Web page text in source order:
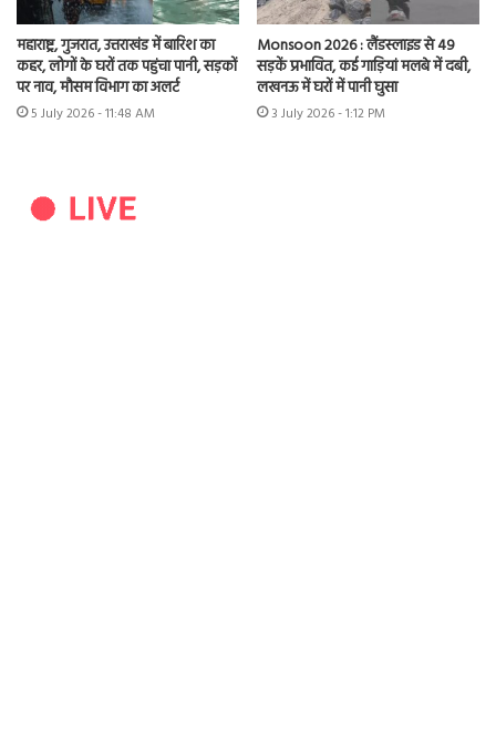
महाराष्ट्र, गुजरात, उत्तराखंड में बारिश का
कहर, लोगों के घरों तक पहुंचा पानी, सड़कों
पर नाव, मौसम विभाग का अलर्ट
5 July 2026 - 11:48 AM
Monsoon 2026 : लैंडस्लाइड से 49
सड़कें प्रभावित, कई गाड़ियां मलबे में दबी,
लखनऊ में घरों में पानी घुसा
3 July 2026 - 1:12 PM